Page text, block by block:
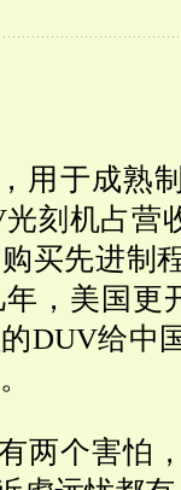
用于成熟
光刻机占营
买先进制
，美国更
DUV给中
。
两个害怕